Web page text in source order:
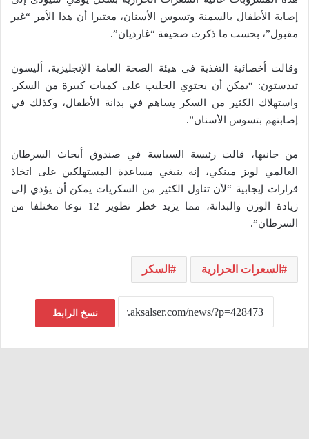
إصابة الأطفال بالسمنة وتسوس الأسنان، معتبرا أن هذا الأمر “غير
مقبول”، بحسب ما ذكرت صحيفة “غارديان”.
وقالت أخصائية التغذية في هيئة الصحة العامة الإنجليزية، أليسون
تيدستون: “يمكن أن يحتوي الحليب على كميات كبيرة من السكر.
واستهلاك الكثير من السكر يساهم في بدانة الأطفال، وكذلك في
إصابتهم بتسوس الأسنان”.
من جانبها، قالت رئيسة السياسة في صندوق أبحاث السرطان
العالمي لويز مينكي، إنه ينبغي مساعدة المستهلكين على اتخاذ
قرارات إيجابية “لأن تناول الكثير من السكريات يمكن أن يؤدي إلى
زيادة الوزن والبدانة، مما يزيد خطر تطوير 12 نوعا مختلفا من
السرطان”.
السعرات الحرارية السكر
نسخ الرابط